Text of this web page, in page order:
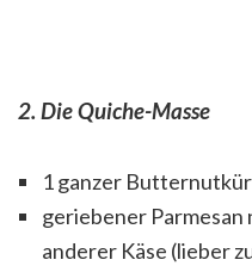
2. Die Quiche-Masse
1 ganzer
geriebener Parmesan
anderer Käse (lieber